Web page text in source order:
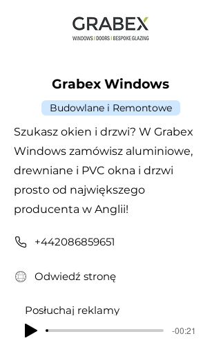
Grabex Windows
Budowlane i Remontowe
Szukasz okien i drzwi? W Grabex
Windows zamówisz aluminiowe,
drewniane i PVC okna i drzwi
prosto od największego
producenta w Anglii!
+442086859651
Odwiedź stronę
Posłuchaj reklamy
-00:21